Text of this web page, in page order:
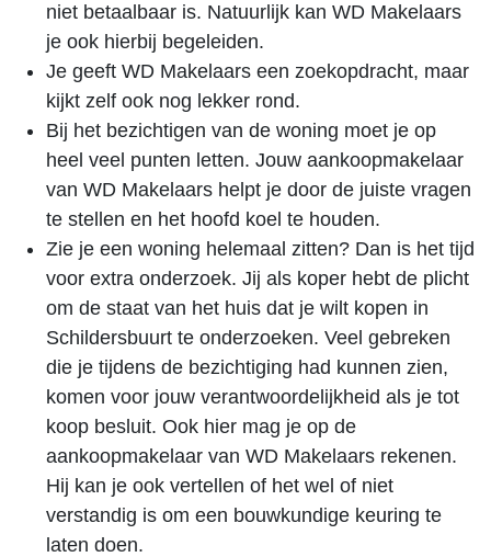
niet betaalbaar is. Natuurlijk kan WD Makelaars
je ook hierbij begeleiden.
Je geeft WD Makelaars een zoekopdracht, maar
kijkt zelf ook nog lekker rond.
Bij het bezichtigen van de woning moet je op
heel veel punten letten. Jouw aankoopmakelaar
van WD Makelaars helpt je door de juiste vragen
te stellen en het hoofd koel te houden.
Zie je een woning helemaal zitten? Dan is het tijd
voor extra onderzoek. Jij als koper hebt de plicht
om de staat van het huis dat je wilt kopen in
Schildersbuurt te onderzoeken. Veel gebreken
die je tijdens de bezichtiging had kunnen zien,
komen voor jouw verantwoordelijkheid als je tot
koop besluit. Ook hier mag je op de
aankoopmakelaar van WD Makelaars rekenen.
Hij kan je ook vertellen of het wel of niet
verstandig is om een bouwkundige keuring te
laten doen.